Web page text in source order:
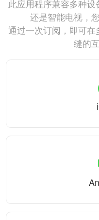
此应用程序兼容多种
还是智能电视，
通过一次订阅，即可
缝的